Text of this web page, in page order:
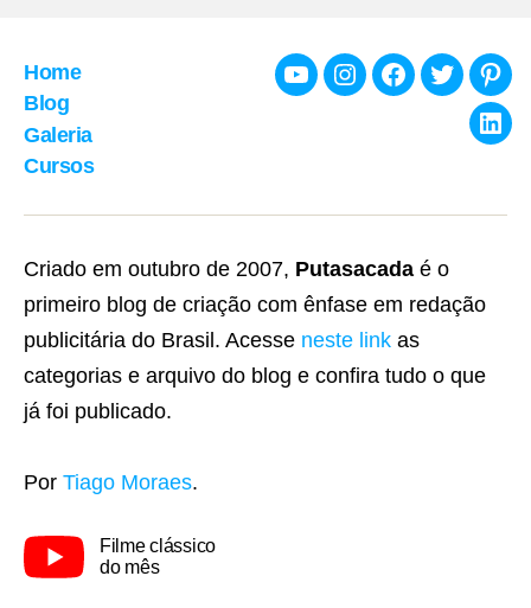
Home
Blog
Galeria
Cursos
YoutubeInstagramFacebook
Twitter
Criado em outubro de 2007, Putasacada é o
primeiro blog de criação com ênfase em redação
publicitária do Brasil. Acesse neste link as
categorias e arquivo do blog e confira tudo o que
já foi publicado.
Por Tiago Moraes.
Filme clássico
do mês